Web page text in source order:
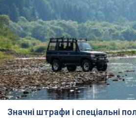
Значні штрафи і спеціальні